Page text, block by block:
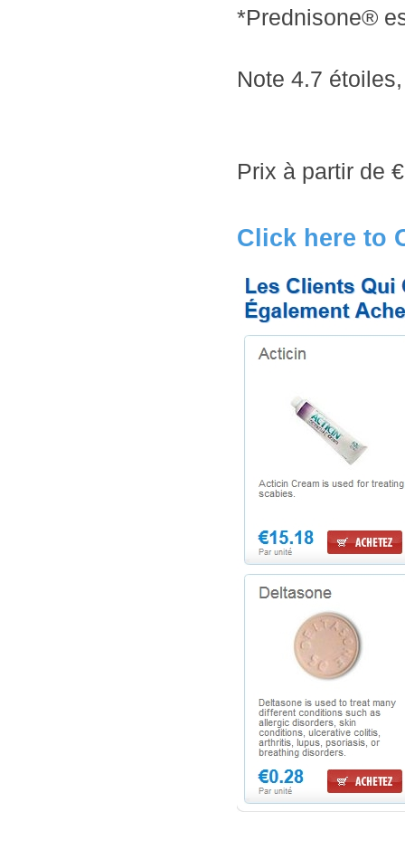
*Prednisone®
Note 4.7
Prix à partir de
Click here to